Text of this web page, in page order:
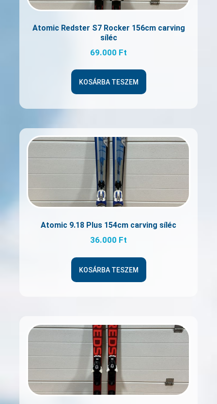
Atomic Redster S7 Rocker 156cm carving
síléc
69.000 Ft
KOSÁRBA TESZEM
Atomic 9.18 Plus 154cm carving síléc
36.000 Ft
KOSÁRBA TESZEM